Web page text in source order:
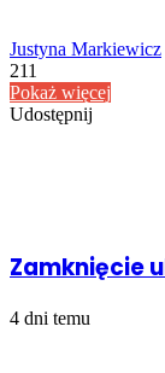
Justyna Markiewicz
211
Pokaż więcej
Udostępnij
Zamknięcie
4 dni temu